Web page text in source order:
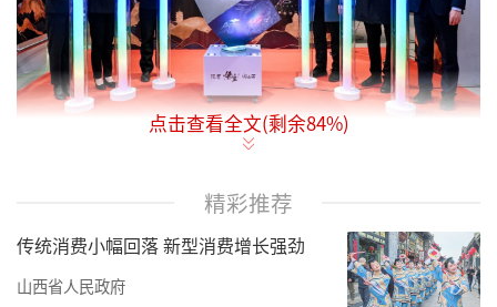
山西”之“看见·历史的轮廓”古建文化主题
展在上海南京东路627号盛大启动。此次展览由
山西省文化和旅游厅主办，山西省人民政府驻
点击查看全文(剩余84%)
精彩推荐
传统消费小幅回落 新型消费增长强劲
山西省人民政府